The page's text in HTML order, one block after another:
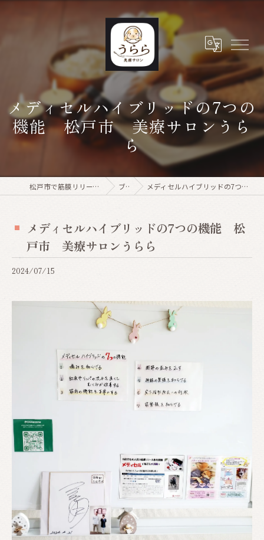
メディセルハイブリッドの7つの
機能 松戸市 美療サロンうら
ら
松戸市で筋膜リリースなら美療サロンうらら ブログ メディセルハイブリッドの7つの機能 松戸市 美療サロンうらら
メディセルハイブリッドの7つの機能 松
戸市 美療サロンうらら
2024/07/15